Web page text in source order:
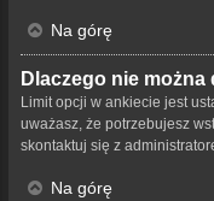
Na górę
Dlaczego nie
Limit opcji w ankiecie jest
uważasz, że potrzebujesz
skontaktuj się z
Na górę